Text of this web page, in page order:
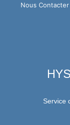
Nous Contacter
Service